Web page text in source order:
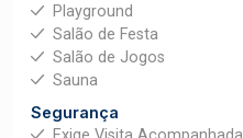
Playground
Salão de Festa
Salão de Jogos
Sauna
Segurança